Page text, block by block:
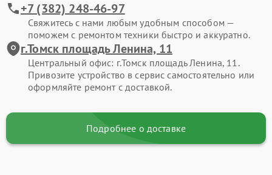
+7 (382) 248-46-97
Свяжитесь с нами любым удобным способом —
поможем с ремонтом техники быстро и аккуратно.
г.Томск площадь Ленина, 11
Центральный офис: г.Томск площадь Ленина, 11.
Привозите устройство в сервис самостоятельно или
оформляйте ремонт с доставкой.
Подробнее о доставке